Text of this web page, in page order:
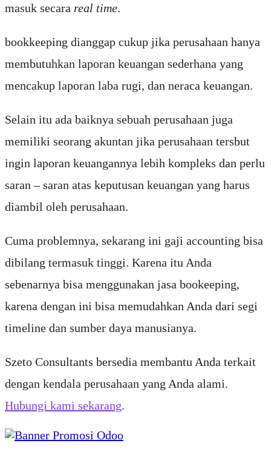
masuk secara real time.
bookkeeping dianggap cukup jika perusahaan hanya
membutuhkan laporan keuangan sederhana yang
mencakup laporan laba rugi, dan neraca keuangan.
Selain itu ada baiknya sebuah perusahaan juga
memiliki seorang akuntan jika perusahaan tersbut
ingin laporan keuangannya lebih kompleks dan perlu
saran – saran atas keputusan keuangan yang harus
diambil oleh perusahaan.
Cuma problemnya, sekarang ini gaji accounting bisa
dibilang termasuk tinggi. Karena itu Anda
sebenarnya bisa menggunakan jasa bookeeping,
karena dengan ini bisa memudahkan Anda dari segi
timeline dan sumber daya manusianya.
Szeto Consultants bersedia membantu Anda terkait
dengan kendala perusahaan yang Anda alami.
Hubungi kami sekarang.